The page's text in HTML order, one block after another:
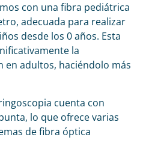
con una fibra pediátrica
adecuada para realizar
desde los 0 años. Esta
la
en adultos, haciéndolo más
cuenta con
lo que ofrece varias
de fibra óptica